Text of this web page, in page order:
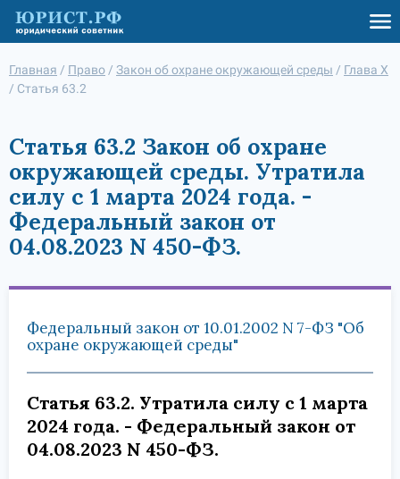
Главная / Право / Закон об охране окружающей среды / Глава X
/ Статья 63.2
Статья 63.2 Закон об охране
окружающей среды. Утратила
силу с 1 марта 2024 года. -
Федеральный закон от
04.08.2023 N 450-ФЗ.
Федеральный закон от 10.01.2002 N 7-ФЗ "Об
охране окружающей среды"
Статья 63.2. Утратила силу с 1 марта
2024 года. - Федеральный закон от
04.08.2023 N 450-ФЗ.